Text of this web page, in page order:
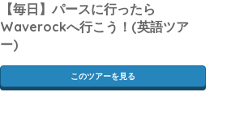
【毎日】パースに行ったら
Waverockへ行こう！(英語ツア
ー)
このツアーを見る